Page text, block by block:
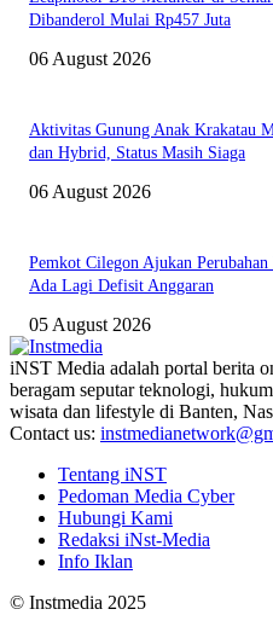
Dibanderol Mulai Rp457 Juta
06 August 2026
Aktivitas Gunung Anak Krakatau
dan Hybrid, Status Masih Siaga
06 August 2026
Pemkot Cilegon Ajukan
Ada Lagi Defisit Anggaran
05 August 2026
iNST Media adalah portal berita
beragam seputar teknologi,
wisata dan lifestyle di Banten,
Contact us:
Tentang iNST
Pedoman Media Cyber
Hubungi Kami
Redaksi iNst-Media
Info Iklan
© Instmedia 2025